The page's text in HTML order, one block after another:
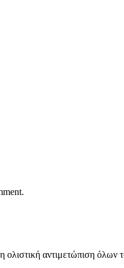
η ολιστική αντιμετώπιση